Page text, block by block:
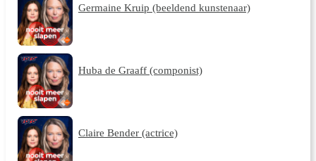
Germaine Kruip (beeldend kunstenaar)
Huba de Graaff (componist)
Claire Bender (actrice)